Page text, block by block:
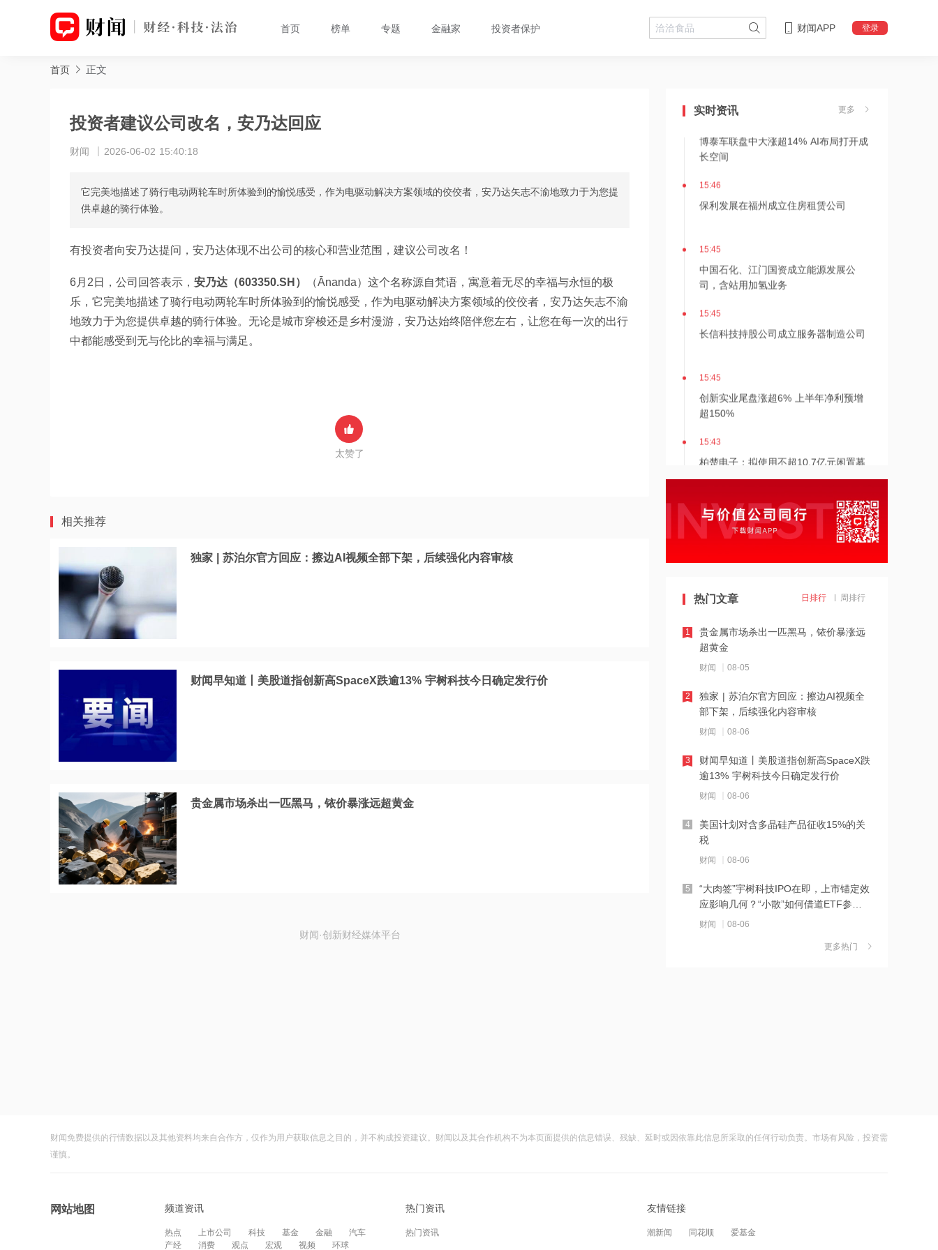
首页 榜单 专题 金融家 投资者保护 财闻APP 登录
首页 正文
投资者建议公司改名，安乃达回应
财闻 2026-06-02 15:40:18
它完美地描述了骑行电动两轮车时所体验到的愉悦感受，作为电驱动解决方案领域的佼佼者，安乃达矢志不渝地致力于为您提
供卓越的骑行体验。
有投资者向安乃达提问，安乃达体现不出公司的核心和营业范围，建议公司改名！
6月2日，公司回答表示， 安乃达（603350.SH）
（Ānanda）这个名称源自梵语，寓意着无尽的幸福与永恒的极
乐，它完美地描述了骑行电动两轮车时所体验到的愉悦感受，作为电驱动解决方案领域的佼佼者，安乃达矢志不渝
地致力于为您提供卓越的骑行体验。无论是城市穿梭还是乡村漫游，安乃达始终陪伴您左右，让您在每一次的出行
中都能感受到无与伦比的幸福与满足。
太赞了
相关推荐
独家 | 苏泊尔官方回应：擦边AI视频全部下架，后续强化内容审核
财闻早知道丨美股道指创新高SpaceX跌逾13% 宇树科技今日确定发行价
贵金属市场杀出一匹黑马，铱价暴涨远超黄金
财闻·创新财经媒体平台
实时资讯 更多
15:50
博泰车联盘中大涨超14% AI布局打开成
长空间
15:46
保利发展在福州成立住房租赁公司
15:45
中国石化、江门国资成立能源发展公
司，含站用加氢业务
15:45
长信科技持股公司成立服务器制造公司
15:45
创新实业尾盘涨超6% 上半年净利预增
超150%
15:43
柏楚电子：拟使用不超10.7亿元闲置募
15:43
里昂上调太古股份公司A目标价至114港
元
15:42
共建“存算运”一体化解决方案
15:38
汇川技术：8月30日起数字能源部分产
品涨价5%~15%
15:38
中远海科：公司与中远海运国际(香港)
有限公司正在开展增资对价的支付
15:38
公司VPD芯片正式通过三星验证，是否
属实？聚辰股份回应
15:37
新莱应材：公司泛半导体全产品线新签
订单向好
15:36
SK海力士加码存储产能，韩国高官警示
半导体赛道竞速危机
15:35
生物资产公允价值正向变动成为核心驱
热门文章 日排行 周排行
贵金属市场杀出一匹黑马，铱价暴涨远
超黄金
财闻 08-05
1
独家 | 苏泊尔官方回应：擦边AI视频全
部下架，后续强化内容审核
财闻 08-06
2
财闻早知道丨美股道指创新高SpaceX跌
逾13% 宇树科技今日确定发行价
财闻 08-06
3
美国计划对含多晶硅产品征收15%的关
税
财闻 08-06
4
“大肉签”宇树科技IPO在即，上市锚定效
应影响几何？“小散”如何借道ETF参
与？
财闻 08-06
5
茉莉奶白陷降薪罗生门，当事人称：公
大涨152%！哈啰、美团单车“好伙伴”登
10
更多热门
财闻免费提供的行情数据以及其他资料均来自合作方，仅作为用户获取信息之目的，并不构成投资建议。财闻以及其合作机构不为本页面提供的信息错误、残缺、延时或因依靠此信息所采取的任何行动负责。市场有风险，投资需
谨慎。
网站地图 频道资讯
热点 上市公司 科技 基金 金融
汽车
产经
消费 观点 宏观 视频 环球
热门资讯
热门资讯
友情链接
潮新闻 同花顺 爱基金